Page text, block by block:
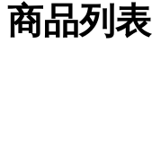
商品列表